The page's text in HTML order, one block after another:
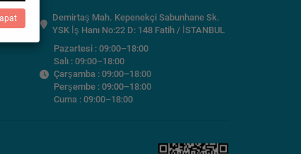
Demirtaş Mah. Kepenekçi Sabunhane Sk.
YSK İş Hanı No:22 D: 148 Fatih / İSTANBUL
Pazartesi : 09:00–18:00
Salı : 09:00–18:00
Çarşamba : 09:00–18:00
Perşembe : 09:00–18:00
Cuma : 09:00–18:00